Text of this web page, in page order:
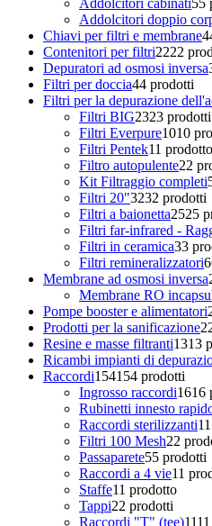
Addolcitori cabinati55
Addolcitori doppio
Chiavi per filtri e membrane4
Contenitori per filtri2222
Depuratori ad osmosi inversa
Filtri per doccia44 prodotti
Filtri per la depurazione
Filtri BIG2323 prodotti
Filtri Everpure1010
Filtri Pentek11 prodotto
Filtro autopulente22
Kit Filtraggio completi
Filtri 20"3232 prodotti
Filtri a baionetta2525
Filtri far-infrared -
Filtri in ceramica33
Filtri remineralizzatori6
Membrane ad osmosi inversa
Membrane RO
Pompe booster e alimentatori
Prodotti per la sanificazione2
Resine e masse filtranti1313
Ricambi impianti di
Raccordi154154 prodotti
Ingrosso raccordi1616
Rubinetti innesto
Raccordi sterilizzanti1
Filtri 100 Mesh22
Passaparete55 prodotti
Raccordi a 4 vie11
Staffe11 prodotto
Tappi22 prodotti
Raccordi "T" (tee)11